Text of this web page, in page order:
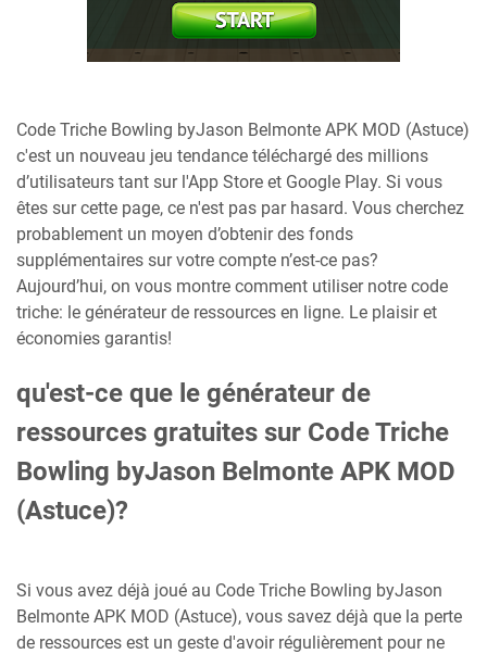
Code Triche Bowling byJason Belmonte APK MOD (Astuce)
c'est un nouveau jeu tendance téléchargé des millions
d’utilisateurs tant sur l'App Store et Google Play. Si vous
êtes sur cette page, ce n'est pas par hasard. Vous cherchez
probablement un moyen d’obtenir des fonds
supplémentaires sur votre compte n’est-ce pas?
Aujourd’hui, on vous montre comment utiliser notre code
triche: le générateur de ressources en ligne. Le plaisir et
économies garantis!
qu'est-ce que le générateur de
ressources gratuites sur Code Triche
Bowling byJason Belmonte APK MOD
(Astuce)?
Si vous avez déjà joué au Code Triche Bowling byJason
Belmonte APK MOD (Astuce), vous savez déjà que la perte
de ressources est un geste d'avoir régulièrement pour ne